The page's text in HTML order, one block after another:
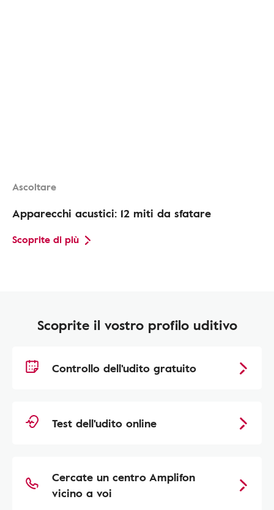
Ascoltare
Apparecchi acustici: 12 miti da sfatare
Scoprite di più
Scoprite il vostro profilo uditivo
Controllo dell'udito gratuito
Test dell'udito online
Cercate un centro Amplifon
vicino a voi